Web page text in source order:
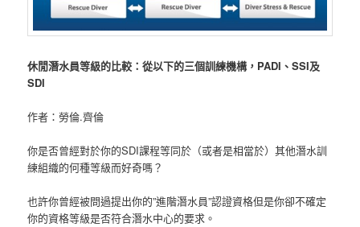
休閒潛水員等級的比較：從以下的三個訓練機構，PADI、SSI及
SDI
作者：勞倫.齊倫
你是否曾經對於你的SDI課程等同於（或者是相當於）其他潛水訓
練組織的何種等級而好奇嗎？
也許你曾經被問過提出你的”進階潛水員”認證資格但是你卻不確定
你的資格等級是否符合潛水中心的要求。